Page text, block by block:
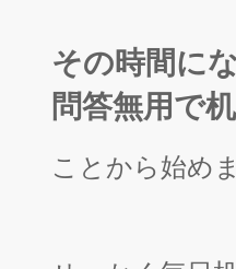
その時間に
問答無用で
ことから始めま